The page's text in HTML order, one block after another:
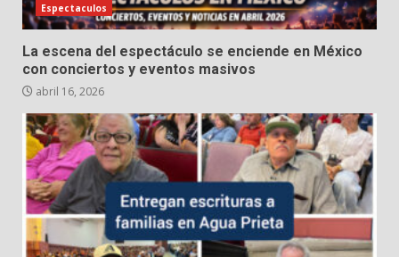
Espectaculos
La escena del espectáculo se enciende en México
con conciertos y eventos masivos
abril 16, 2026